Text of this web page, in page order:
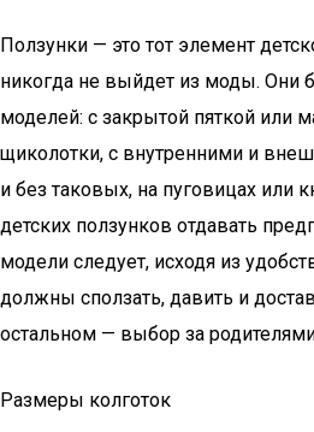
Ползунки — это тот элемент
никогда не выйдет из моды.
моделей: с закрытой пяткой или
щиколотки, с внутренними и
и без таковых, на пуговицах или
детских ползунков отдавать
модели следует, исходя из
должны сползать, давить и
остальном — выбор за
Размеры колготок